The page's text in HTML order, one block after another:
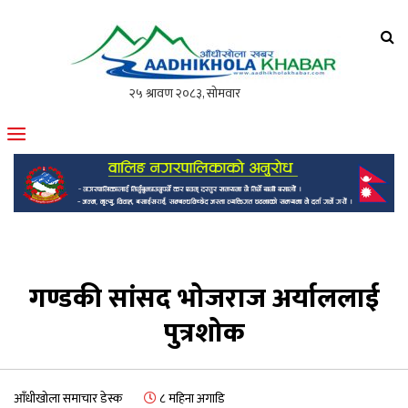
मोफसलकै लोकप्रिय अनलाइन पत्रिका
गण्डकी सांसद भोजराज अर्याललाई
पुत्रशोक
आँधीखोला समाचार डेस्क ८ महिना अगाडि